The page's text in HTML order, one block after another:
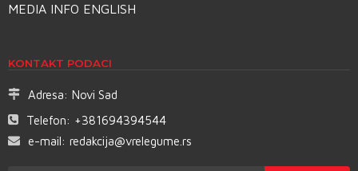
MEDIA INFO ENGLISH
KONTAKT PODACI
Adresa: Novi Sad
Telefon: +381694394544
e-mail: redakcija@vrelegume.rs